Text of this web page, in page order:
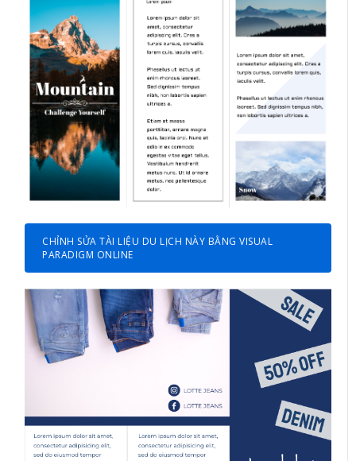
CHỈNH SỬA TÀI LIỆU DU LỊCH NÀY BẰNG VISUAL
PARADIGM ONLINE